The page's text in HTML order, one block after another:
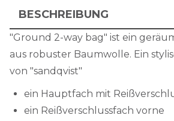
BESCHREIBUNG
"Ground 2-way bag" ist ein
aus robuster Baumwolle. Ein
von "sandqvist"
ein Hauptfach mit
ein Reißverschlussfach vorne